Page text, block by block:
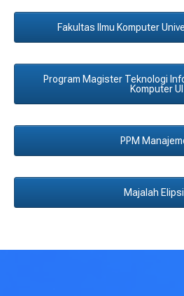
Fakultas Ilmu Komputer
Program Magister Teknologi
Komputer UI
PPM
Majalah